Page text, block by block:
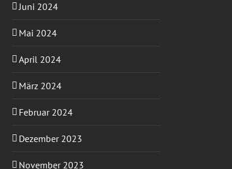
Juni 2024
Mai 2024
April 2024
März 2024
Februar 2024
Dezember 2023
November 2023